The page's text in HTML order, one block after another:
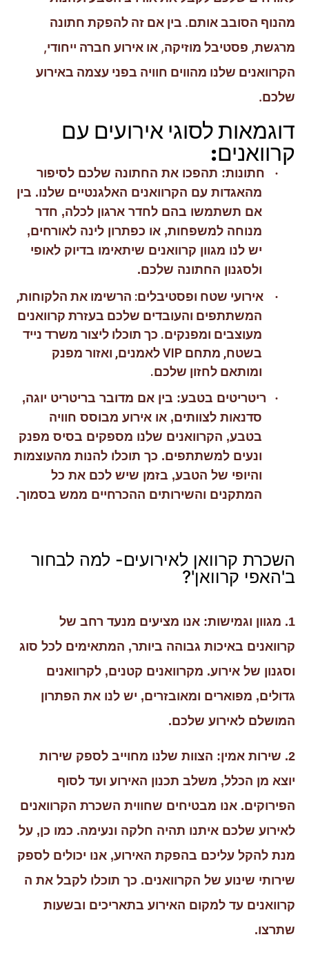
מהנוף הסובב אותם. בין אם זה להפקת חתונה
מרגשת, פסטיבל מוזיקה, או אירוע חברה ייחודי,
הקרוואנים שלנו מהווים חוויה בפני עצמה באירוע
שלכם.
דוגמאות לסוגי אירועים עם
קרוואנים:
·
חתונות: תהפכו את החתונה שלכם לסיפור
מהאגדות עם הקרוואנים האלגנטיים שלנו. בין
אם תשתמשו בהם לחדר ארגון לכלה, חדר
מנוחה למשפחות, או כפתרון לינה לאורחים,
יש לנו מגוון קרוואנים שיתאימו בדיוק לאופי
ולסגנון החתונה שלכם.
·
אירועי שטח ופסטיבלים: הרשימו את הלקוחות,
המשתתפים והעובדים שלכם בעזרת קרוואנים
מעוצבים ומפנקים. כך תוכלו ליצור משרד נייד
בשטח, מתחם VIP לאמנים, ואזור מפנק
ומותאם לחזון שלכם.
·
ריטריטים בטבע: בין אם מדובר בריטריט יוגה,
סדנאות לצוותים, או אירוע מבוסס חוויה
בטבע, הקרוואנים שלנו מספקים בסיס מפנק
ונעים למשתתפים. כך תוכלו להנות מהעוצמות
והיופי של הטבע, בזמן שיש לכם את כל
המתקנים והשירותים ההכרחיים ממש בסמוך.
השכרת קרוואן לאירועים- למה לבחור
ב'האפי קרוואן'?
1. מגוון וגמישות: אנו מציעים מנעד רחב של
קרוואנים באיכות גבוהה ביותר, המתאימים לכל סוג
וסגנון של אירוע. מקרוואנים קטנים, לקרוואנים
גדולים, מפוארים ומאובזרים, יש לנו את הפתרון
המושלם לאירוע שלכם.
2. שירות אמין: הצוות שלנו מחוייב לספק שירות
יוצא מן הכלל, משלב תכנון האירוע ועד לסוף
הפירוקים. אנו מבטיחים שחווית השכרת הקרוואנים
לאירוע שלכם איתנו תהיה חלקה ונעימה. כמו כן, על
מנת להקל עליכם בהפקת האירוע, אנו יכולים לספק
שירותי שינוע של הקרוואנים. כך תוכלו לקבל את ה
קרוואנים עד למקום האירוע בתאריכים ובשעות
שתרצו.